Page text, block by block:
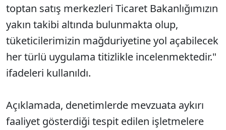
toptan satış merkezleri Ticaret Bakanlığımızın
yakın takibi altında bulunmakta olup,
tüketicilerimizin mağduriyetine yol açabilecek
her türlü uygulama titizlikle incelenmektedir."
ifadeleri kullanıldı.
Açıklamada, denetimlerde mevzuata aykırı
faaliyet gösterdiği tespit edilen işletmelere